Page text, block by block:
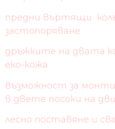
предни въртящи
застопоряване
дръжките на двата
еко-кожа
възможност за
в двете посоки на
лесно поставяне и